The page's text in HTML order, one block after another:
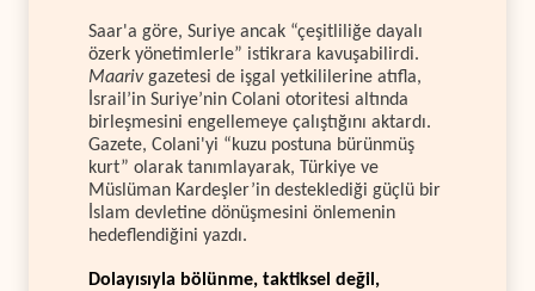
Saar'a göre, Suriye ancak “çeşitliliğe dayalı
özerk yönetimlerle” istikrara kavuşabilirdi.
Maarivgazetesi de işgal yetkililerine atıfla,
İsrail’in Suriye’nin Colani otoritesi altında
birleşmesini engellemeye çalıştığını aktardı.
Gazete, Colani'yi “kuzu postuna bürünmüş
kurt” olarak tanımlayarak, Türkiye ve
Müslüman Kardeşler’in desteklediği güçlü bir
İslam devletine dönüşmesini önlemenin
hedeflendiğini yazdı.
Dolayısıyla bölünme, taktiksel değil,